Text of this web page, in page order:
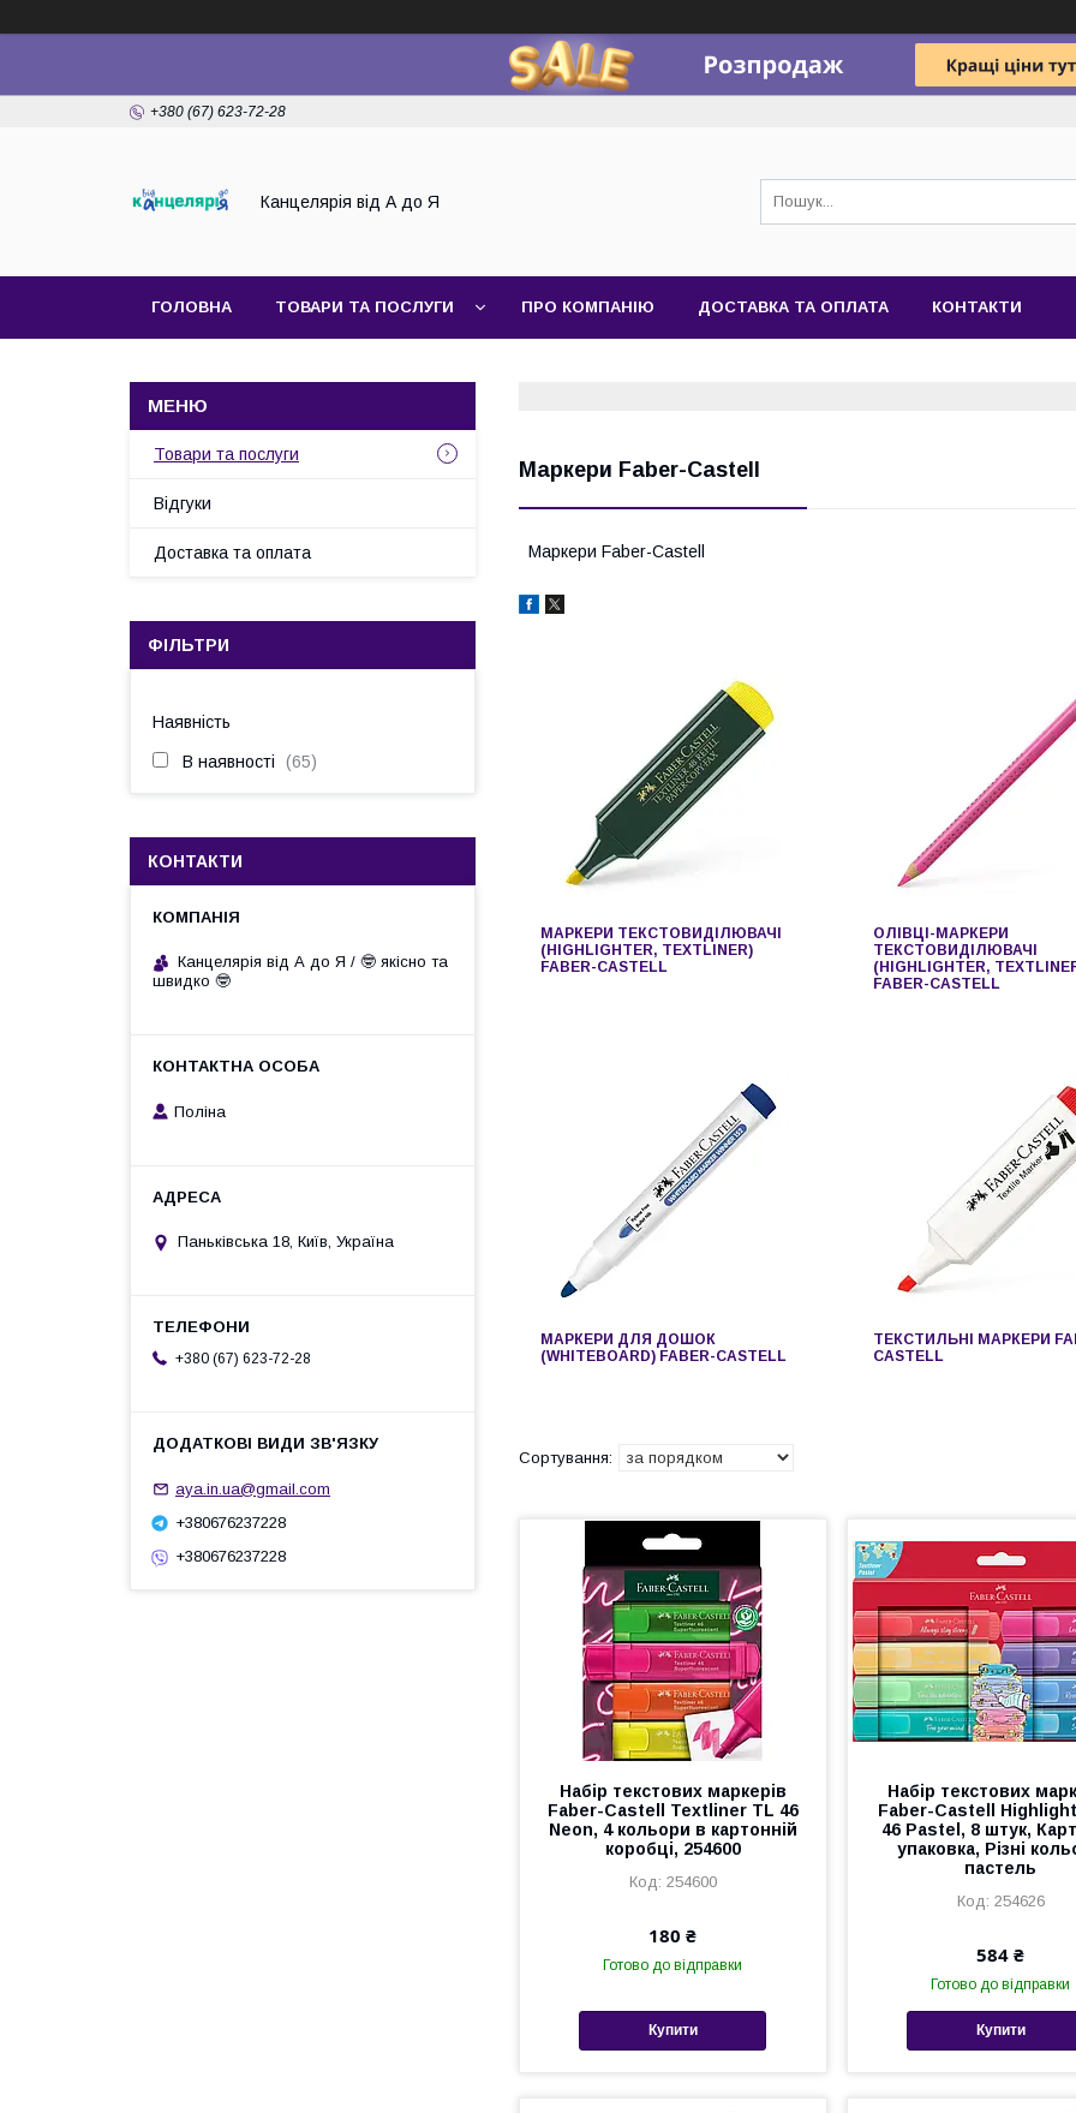
+380 (67) 623-72-28
Канцелярія від А до Я
ГОЛОВНА ТОВАРИ ТА ПОСЛУГИ ПРО КОМПАНІЮ ДОСТАВКА ТА ОПЛАТА КОНТАКТИ
Маркери Faber-Castell
Маркери Faber-Castell
МАРКЕРИ ТЕКСТОВИДІЛЮВАЧІ
(HIGHLIGHTER, TEXTLINER)
FABER-CASTELL
ОЛІВЦІ-МАРКЕРИ
ТЕКСТОВИДІЛЮВАЧІ
(HIGHLIGHTER,
FABER-CASTELL
МАРКЕРИ ДЛЯ ДОШОК
(WHITEBOARD) FABER-CASTELL
ТЕКСТИЛЬНІ МАРКЕРИ
CASTELL
Набір текстових маркерів
Faber-Castell Textliner TL 46
Neon, 4 кольори в картонній
коробці, 254600
254600
180 ₴
Готово до відправки
Купити
Набір текстових
Faber-Castell
46 Pastel, 8 штук,
упаковка, Різні
пастель
254626
584 ₴
Готово до відправки
Купити
Товари та послуги
Відгуки
Доставка та оплата
ФІЛЬТРИ
Наявність
В наявності 65
КОНТАКТИ
Канцелярія від А до Я / 🤓 якісно та
швидко 🤓
Поліна
Паньківська 18, Київ, Україна
+380 (67) 623-72-28
aya.in.ua@gmail.com
+380676237228
+380676237228